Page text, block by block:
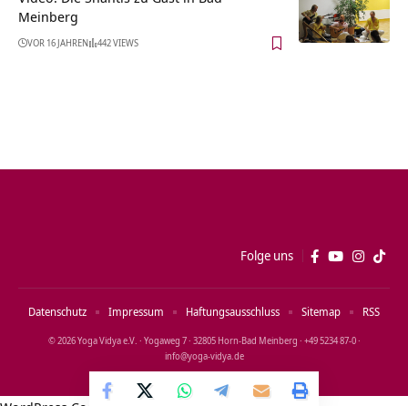
Meinberg
VOR 16 JAHREN 442 VIEWS
Folge uns
© 2026 Yoga Vidya e.V. · Yogaweg 7 · 32805 Horn‑Bad Meinberg · +49 5234 87‑0 ·
info@yoga‑vidya.de
Datenschutz Impressum Haftungsausschluss Sitemap RSS